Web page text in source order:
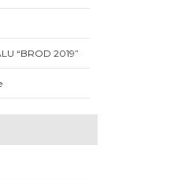
“BROD 2019”